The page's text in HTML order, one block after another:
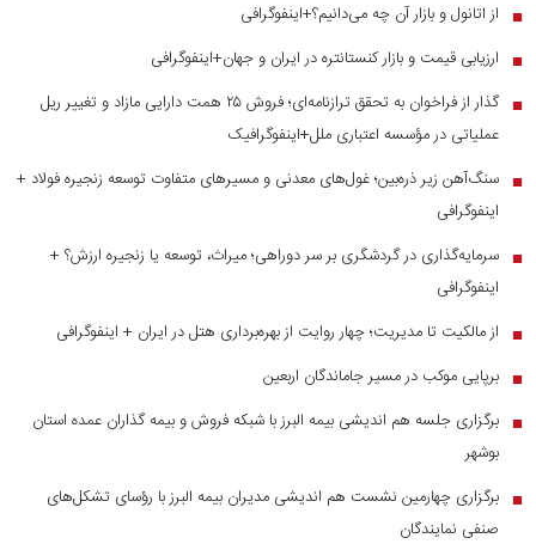
■ از اتانول و بازار آن چه می‌دانیم؟+اینفوگرافی
■ ارزیابی قیمت و بازار کنستانتره در ایران و جهان+اینفوگرافی
■
گذار از فراخوان به تحقق ترازنامه‌ای؛ فروش ۲۵ همت دارایی مازاد و تغییر ریل
عملیاتی در مؤسسه اعتباری ملل+اینفوگرافیک
■ سنگ‌آهن زیر ذره‌بین؛ غول‌های معدنی و مسیر‌های متفاوت توسعه زنجیره فولاد +
اینفوگرافی
■ سرمایه‌گذاری در گردشگری بر سر دوراهی؛ میراث، توسعه یا زنجیره ارزش؟ +
اینفوگرافی
■ از مالکیت تا مدیریت؛ چهار روایت از بهره‌برداری هتل در ایران + اینفوگرافی
■ برپایی موکب در مسیر جاماندگان اربعین
■ برگزاری جلسه هم اندیشی بیمه البرز با شبکه فروش و بیمه گذاران عمده استان
بوشهر
■ برگزاری چهارمین نشست هم اندیشی مدیران بیمه البرز با رؤسای تشکل‌های
صنفی نمایندگان